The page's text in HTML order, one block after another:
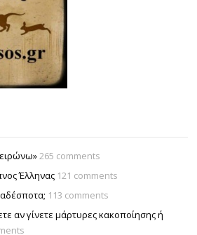
265 comments
Έλληνας 121 comments
αδέσποτα; 113 comments
αν γίνετε μάρτυρες κακοποίησης ή